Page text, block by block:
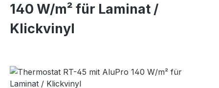
140 W/m² für Laminat /
Klickvinyl
Bildergalerie überspringen